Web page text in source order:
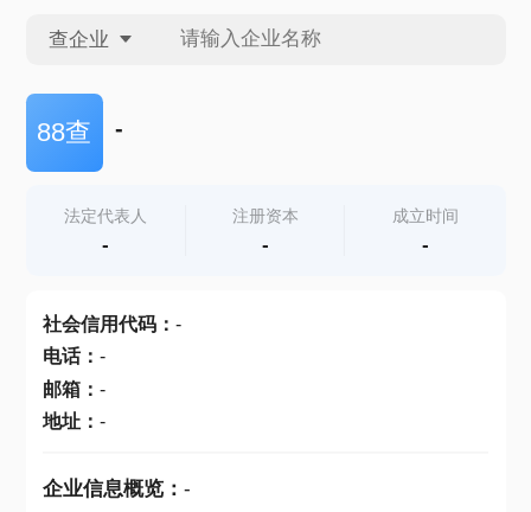
查企业
查企业
查产地
88查 -
法定代表人
-
注册资本
-
成立时间
-
社会信用代码： -
电话： -
邮箱： -
地址： -
企业信息概览： -